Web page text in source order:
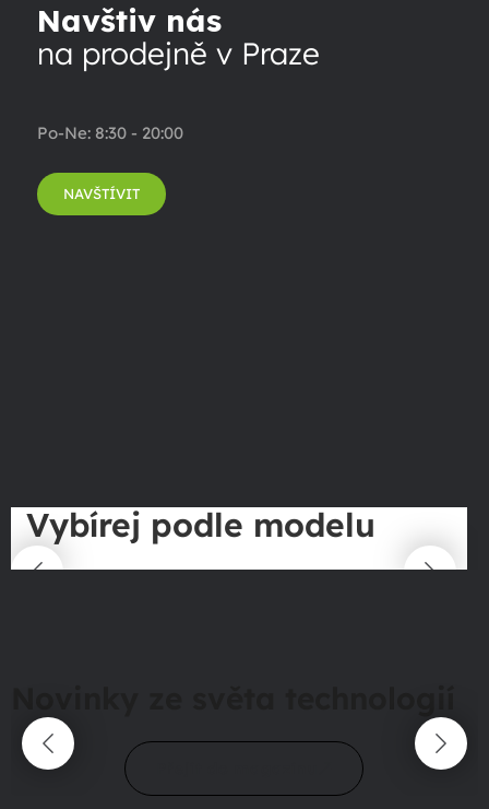
Navštiv nás
na prodejně v Praze
Po-Ne: 8:30 - 20:00
NAVŠTÍVIT
Vybírej podle modelu